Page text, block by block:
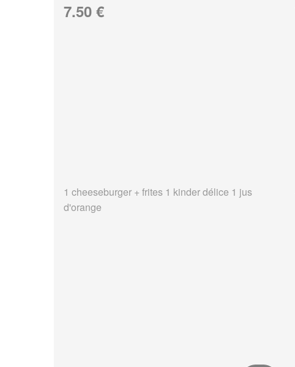
7.50 €
1 cheeseburger + frites 1 kinder délice 1 jus
d'orange